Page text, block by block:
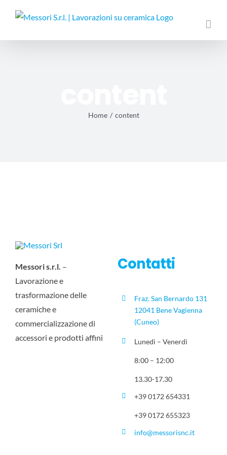
Home / content
Messori s.r.l. –
Lavorazione e
trasformazione delle
ceramiche e
commercializzazione di
accessori e prodotti affini
Contatti
Fraz. San Bernardo 131
12041 Bene Vagienna
(Cuneo)
Lunedì – Venerdì
8:00 – 12:00
13.30-17.30
+39 0172 654331
+39 0172 655323
info@messorisnc.it